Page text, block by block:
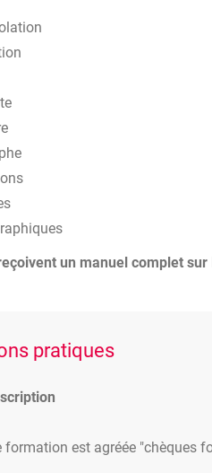
un manuel complet
pratiques
formation est agréée "chèques